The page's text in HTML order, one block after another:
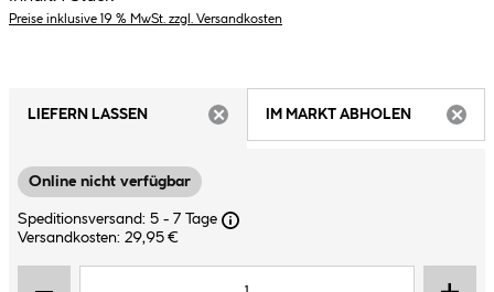
Preise inklusive 19 % MwSt. zzgl. Versandkosten
LIEFERN LASSEN
IM MARKT ABHOLEN
Online nicht verfügbar
Speditionsversand: 5 - 7 Tage
Versandkosten: 29,95 €